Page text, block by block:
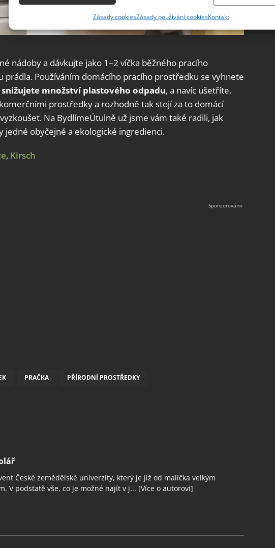
základě aktivně vyžádaných informací.
odstraňování chyb, Poskytování a zobrazování reklamy a obsahu,
Ukládání a sdělování voleb ochrany osobních údajů.
Zásady cookiesZásady používání cookiesKontakt
nádoby a dávkujte jako 1–2 víčka běžného pracího
prádla. Používáním domácího pracího prostředku se vyhnete
snižujete množství plastového odpadu, a navíc ušetříte.
prostředky a rozhodně tak stojí za to domácí
Na BydlímeÚtulně už jsme vám také radili, jak
jedné obyčejné a ekologické ingredienci.
, Kirsch
PRAČKA PŘÍRODNÍ PROSTŘEDKY
České zemědělské univerzity, který je již od malička velkým
V podstatě vše, co je možné najít v j... [Více o autorovi]